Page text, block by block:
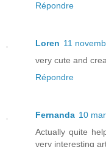
Répondre
Loren 11
very cute and
Répondre
Fernanda 10
Actually quite
very interesting